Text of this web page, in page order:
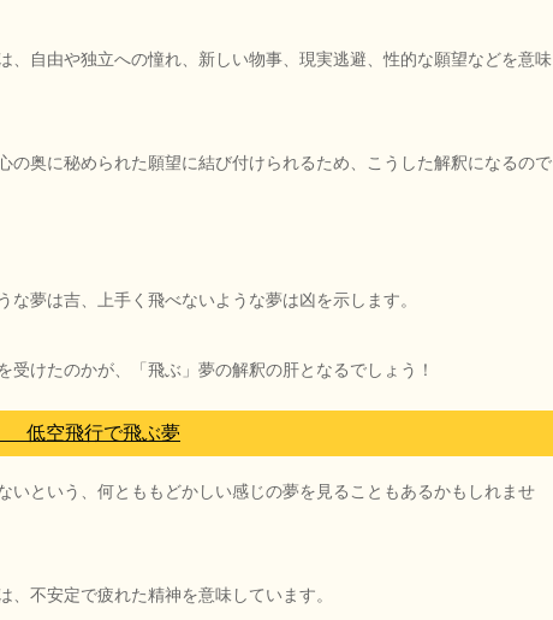
、自由や独立への憧れ、新しい物事、現実逃避、性的な願望などを意味
の奥に秘められた願望に結び付けられるため、こうした解釈になるので
な夢は吉、上手く飛べないような夢は凶を示します。
受けたのかが、「飛ぶ」夢の解釈の肝となるでしょう！
低空飛行で飛ぶ夢
いという、何とももどかしい感じの夢を見ることもあるかもしれませ
、不安定で疲れた精神を意味しています。